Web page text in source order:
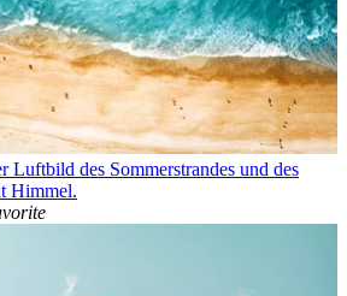
des Sommerstrandes und des
Himmel.